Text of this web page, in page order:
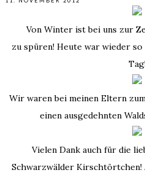
Von Winter ist bei uns zur
zu spüren! Heute war wieder
Wir waren bei meinen Eltern
einen ausgedehnten
Vielen Dank auch für die
Schwarzwälder Kirschtörtchen!